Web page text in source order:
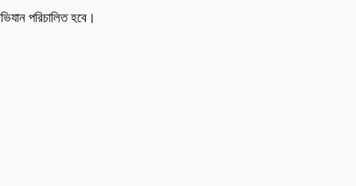
পরিচালিত হবে।